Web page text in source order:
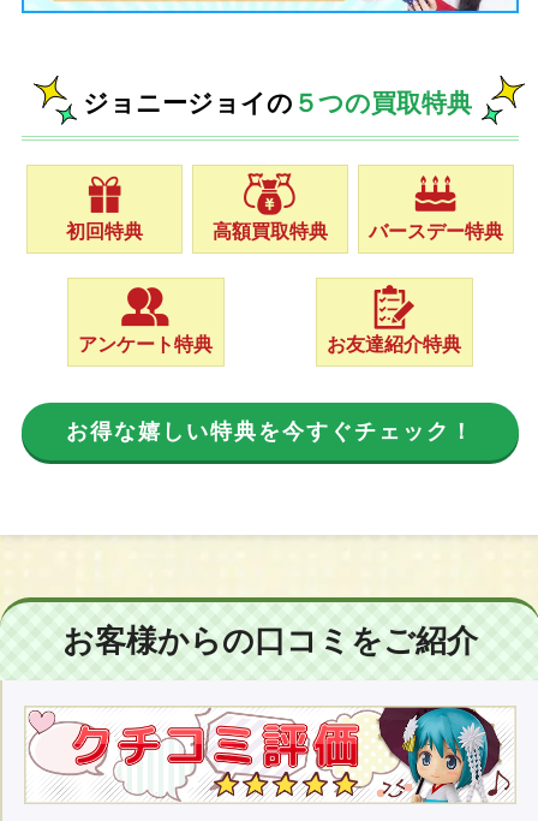
ジョニージョイの ５つの買取特典
初回特典 高額買取特典 バースデー特典
アンケート特典 お友達紹介特典
お得な嬉しい特典を今すぐチェック！
お客様からの口コミをご紹介